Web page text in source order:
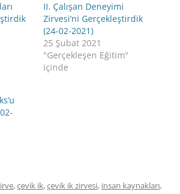
II. Çalışan Deneyimi
Zirvesi’ni Gerçekleştirdik
(24-02-2021)
25 Şubat 2021
"Gerçekleşen Eğitim"
içinde
,çevik ik,çevik ik zirvesi, insan kaynakları,